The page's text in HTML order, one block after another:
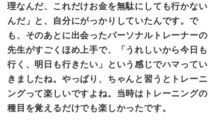
理なんだ、これだけお金を無駄にしても行かない
んだ」と、自分にがっかりしていたんです。で
も、そのあとに出会ったパーソナルトレーナーの
先生がすごくほめ上手で、「うれしいから今日も
行く、明日も行きたい」という感じでハマってい
きましたね。やっぱり、ちゃんと習うとトレーニ
ングって楽しいですよね。当時はトレーニングの
種目を覚えるだけでも楽しかったです。